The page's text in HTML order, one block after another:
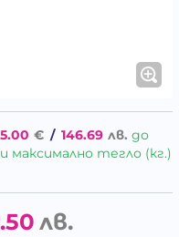
€ / 146.69 лв. до
максимално тегло (кг.)
лв.